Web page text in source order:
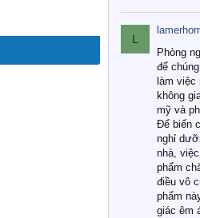
L
Phòng
để
làm
không
mỹ và
Để biến
nghỉ
nhà,
phẩm
điều vô
phẩm
giác êm